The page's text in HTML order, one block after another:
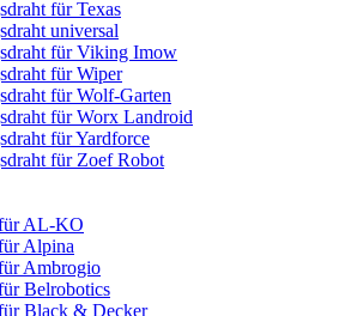
für Texas
universal
für Viking Imow
für Wiper
für Wolf-Garten
für Worx Landroid
für Yardforce
für Zoef Robot
AL-KO
Alpina
Ambrogio
Belrobotics
Black & Decker